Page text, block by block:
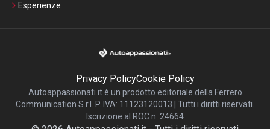
Esperienze
Privacy PolicyCookie Policy
Autoappassionati.it è un prodotto editoriale della Ferrero
Communication S.r.l. P. IVA: 11123120013 | Tutti i diritti riservati.
Iscrizione al ROC n. 24664